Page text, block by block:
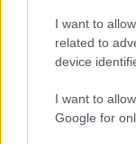
I want to
related to
device
I want to
Google for